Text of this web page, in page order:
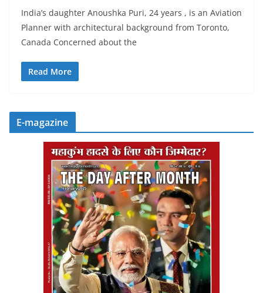
India’s daughter Anoushka Puri, 24 years , is an Aviation
Planner with architectural background from Toronto,
Canada Concerned about the
Read More
E-magazine